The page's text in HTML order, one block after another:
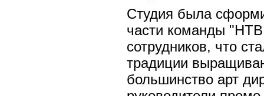
Студия была
части команды
сотрудников, что
традиции
большинство арт